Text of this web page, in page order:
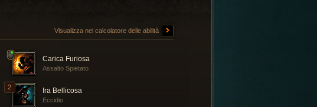
Visualizza nel calcolatore delle abilità
Carica Furiosa
Assalto Spietato
Ira Bellicosa
Eccidio